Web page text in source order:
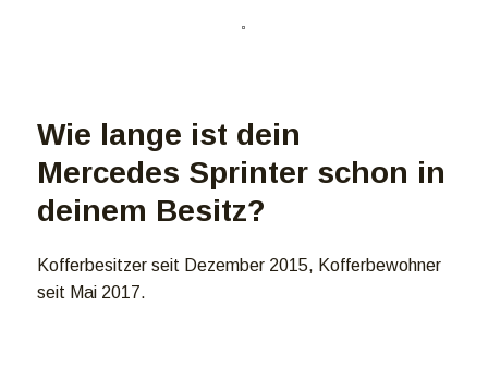
Wie lange ist dein
Mercedes Sprinter schon in
deinem Besitz?
Kofferbesitzer seit Dezember 2015, Kofferbewohner
seit Mai 2017.